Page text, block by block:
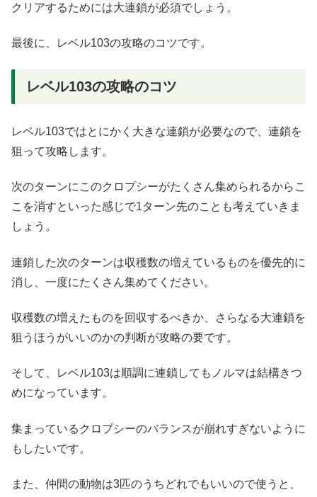
クリアするためには大連鎖が必須でしょう。
最後に、レベル103の攻略のコツです。
レベル103の攻略のコツ
レベル103ではとにかく大きな連鎖が必要なので、連鎖を
狙って攻略します。
次のターンにこのクロプシーがたくさん集められるからこ
こを消すといった感じで1ターン先のことも考えていきま
しょう。
連鎖した次のターンは収穫数の増えているものを優先的に
消し、一度にたくさん集めてください。
収穫数の増えたものを回収するべきか、さらなる大連鎖を
狙うほうがいいのかの判断が攻略の要です。
そして、レベル103は順調に連鎖してもノルマは結構きつ
めになっています。
集まっているクロプシーのバランスが崩れすぎないように
もしたいです。
また、仲間の動物は3匹のうちどれでもいいので使うと、